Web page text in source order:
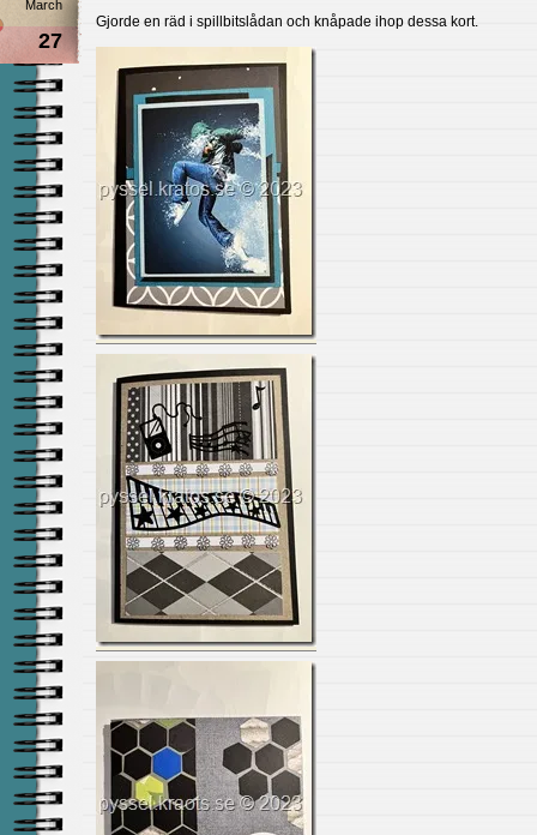
March
27
Gjorde en räd i spillbitslådan och knåpade ihop dessa kort.